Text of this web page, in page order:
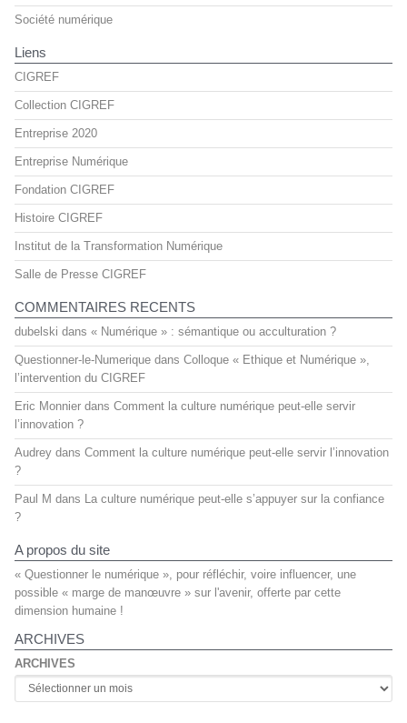
Société numérique
Liens
CIGREF
Collection CIGREF
Entreprise 2020
Entreprise Numérique
Fondation CIGREF
Histoire CIGREF
Institut de la Transformation Numérique
Salle de Presse CIGREF
COMMENTAIRES RECENTS
dubelski dans « Numérique » : sémantique ou acculturation ?
Questionner-le-Numeriquedans Colloque « Ethique et Numérique »,
l’intervention du CIGREF
Eric Monnierdans Comment la culture numérique peut-elle servir
l’innovation ?
Audreydans Comment la culture numérique peut-elle servir l’innovation
?
Paul M dans La culture numérique peut-elle s’appuyer sur la confiance
?
A propos du site
« Questionner le numérique », pour réfléchir, voire influencer, une
possible « marge de manœuvre » sur l'avenir, offerte par cette
dimension humaine !
ARCHIVES
ARCHIVES